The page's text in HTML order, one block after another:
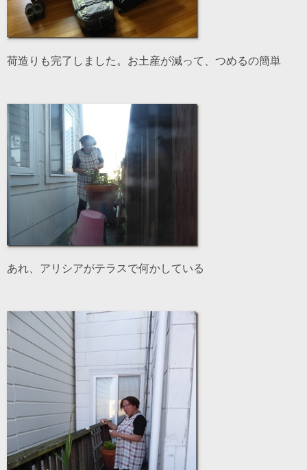
荷造りも完了しました。お土産が減って、つめるの簡単
あれ、アリシアがテラスで何かしている